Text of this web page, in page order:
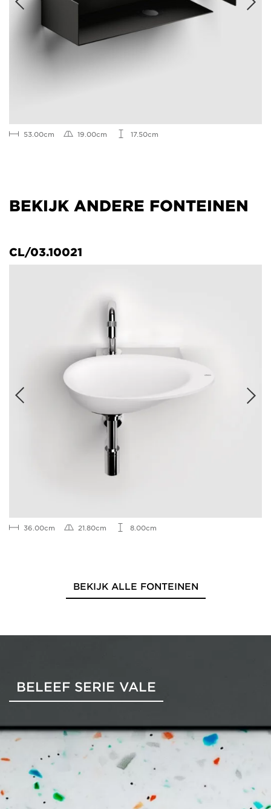
53.00cm 19.00cm 17.50cm
BEKIJK ANDERE FONTEINEN
CL/03.10021
36.00cm 21.80cm 8.00cm
BEKIJK ALLE FONTEINEN
BELEEF SERIE VALE